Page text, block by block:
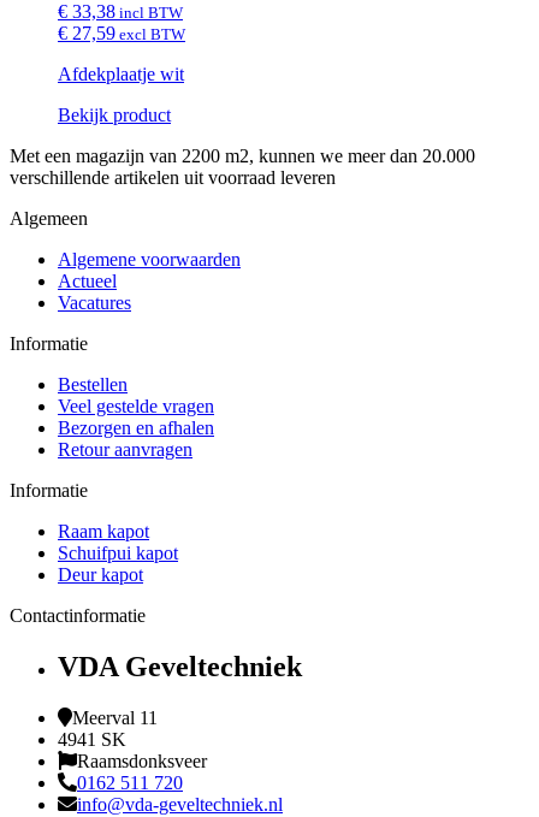
€ 33,38 incl BTW
€ 27,59 excl BTW
Afdekplaatje wit
Bekijk product
Met een magazijn van 2200 m2, kunnen we meer dan 20.000
verschillende artikelen uit voorraad leveren
Algemeen
Algemene voorwaarden
Actueel
Vacatures
Informatie
Bestellen
Veel gestelde vragen
Bezorgen en afhalen
Retour aanvragen
Informatie
Raam kapot
Schuifpui kapot
Deur kapot
Contactinformatie
VDA Geveltechniek
Meerval 11
4941 SK
Raamsdonksveer
0162 511 720
info@vda-geveltechniek.nl